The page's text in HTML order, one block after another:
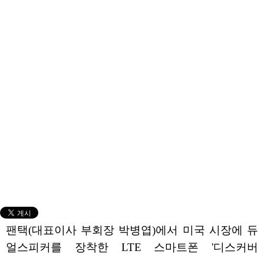
팬택(대표이사 부회장 박병엽)에서 미국 시장에 듀
얼스피커를 장착한 LTE 스마트폰 '디스커버